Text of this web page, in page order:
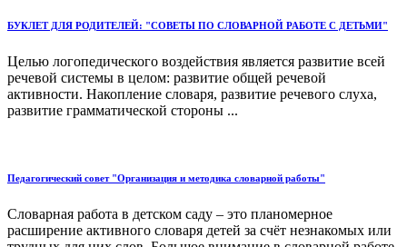
БУКЛЕТ ДЛЯ РОДИТЕЛЕЙ: "СОВЕТЫ ПО СЛОВАРНОЙ РАБОТЕ С ДЕТЬМИ"
Целью логопедического воздействия является развитие всей
речевой системы в целом: развитие общей речевой
активности. Накопление словаря, развитие речевого слуха,
развитие грамматической стороны ...
Педагогический совет "Организация и методика словарной работы"
Словарная работа в детском саду – это планомерное
расширение активного словаря детей за счёт незнакомых или